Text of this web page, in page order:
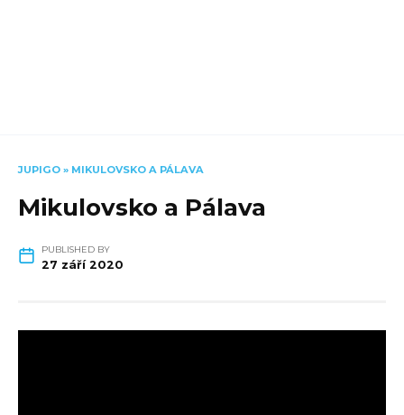
JUPIGO » MIKULOVSKO A PÁLAVA
Mikulovsko a Pálava
PUBLISHED BY
27 září 2020